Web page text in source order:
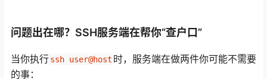
问题出在哪？SSH服务端在帮你“查户口”
当你执行ssh user@host 时，服务端在做两件你可能不需要
的事：